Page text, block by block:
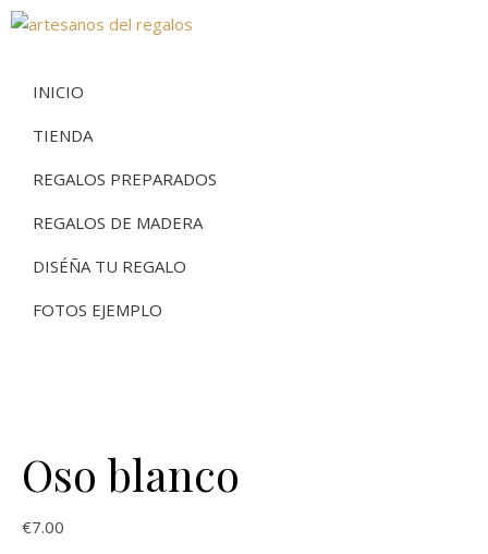
INICIO
TIENDA
REGALOS PREPARADOS
REGALOS DE MADERA
DISÉÑA TU REGALO
FOTOS EJEMPLO
Oso blanco
€7.00